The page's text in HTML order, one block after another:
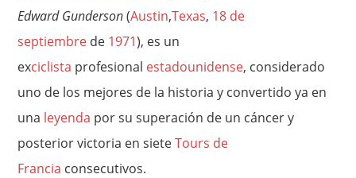
Edward Gunderson(Austin,Texas, 18 de
septiembre de 1971), es un
exciclista profesional estadounidense, considerado
uno de los mejores de la historia y convertido ya en
una leyenda por su superación de un cáncer y
posterior victoria en sieteTours de
Francia consecutivos.